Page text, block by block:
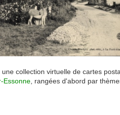
collection virtuelle de cartes
Essonne, rangées d'abord par